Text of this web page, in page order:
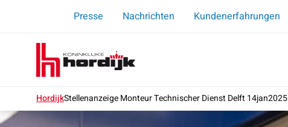
Presse Nachrichten Kundenerfahrungen
Koninklijke
Hordijk
–
DE
HordijkStellenanzeige Monteur Technischer Dienst Delft 14jan2025